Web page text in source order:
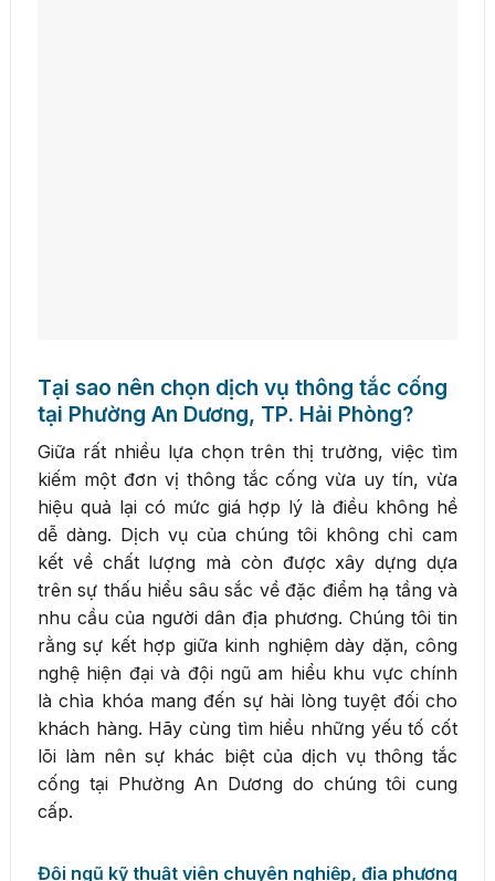
Tại sao nên chọn dịch vụ thông tắc cống
tại Phường An Dương, TP. Hải Phòng?
Giữa rất nhiều lựa chọn trên thị trường, việc tìm
kiếm một đơn vị thông tắc cống vừa uy tín, vừa
hiệu quả lại có mức giá hợp lý là điều không hề
dễ dàng. Dịch vụ của chúng tôi không chỉ cam
kết về chất lượng mà còn được xây dựng dựa
trên sự thấu hiểu sâu sắc về đặc điểm hạ tầng và
nhu cầu của người dân địa phương. Chúng tôi tin
rằng sự kết hợp giữa kinh nghiệm dày dặn, công
nghệ hiện đại và đội ngũ am hiểu khu vực chính
là chìa khóa mang đến sự hài lòng tuyệt đối cho
khách hàng. Hãy cùng tìm hiểu những yếu tố cốt
lõi làm nên sự khác biệt của dịch vụ thông tắc
cống tại Phường An Dương do chúng tôi cung
cấp.
Đội ngũ kỹ thuật viên chuyên nghiệp, địa phương